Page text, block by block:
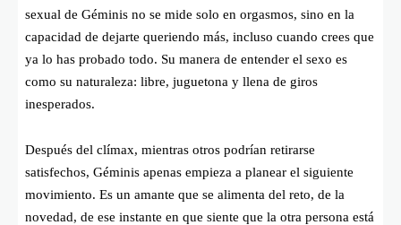
sexual de Géminis no se mide solo en orgasmos, sino en la
capacidad de dejarte queriendo más, incluso cuando crees que
ya lo has probado todo. Su manera de entender el sexo es
como su naturaleza: libre, juguetona y llena de giros
inesperados.
Después del clímax, mientras otros podrían retirarse
satisfechos, Géminis apenas empieza a planear el siguiente
movimiento. Es un amante que se alimenta del reto, de la
novedad, de ese instante en que siente que la otra persona está